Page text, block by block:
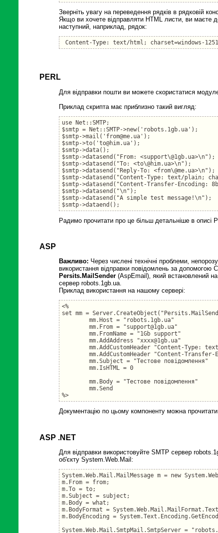
Зверніть увагу на переведення рядків в рядковій
Якщо ви хочете відправляти HTML листи, ви маєте
наступний, наприклад, рядок:
Content-Type: text/html; charset=windows-1251
PERL
Для відправки пошти ви можете скористатися
Приклад скрипта має приблизно такий вигляд:
use Net::SMTP;
$smtp = Net::SMTP->new('robots.1gb.ua');
$smtp->mail('from@me.ua');
$smtp->to('to@him.ua');
$smtp->data();
$smtp->datasend("From: <support\@1gb.ua>\n");
$smtp->datasend("To: <to\@him.ua>\n");
$smtp->datasend("Reply-To: <from\@me.ua>\n");
$smtp->datasend("Content-Type: text/plain;
$smtp->datasend("Content-Transfer-Encoding:
$smtp->datasend("\n");
$smtp->datasend("A simple test message!\n");
Радимо прочитати про це більш детальніше в описі
ASP
Важливо: Через числені технічні проблеми,
використання відправки повідомлень за
Persits.MailSender (AspEmail), який встановлений
сервер robots.1gb.ua.
Приклад використання на нашому сервері:
<%
set mm =
Документацію по цьому компоненту можна
ASP .NET
Для відправки використовуйте SMTP сервер
об'єкту System.Web.Mail:
System.Web.Mail.MailMessage m = new
m.From = from;
m.To = to;
m.Subject = subject;
m.Body = what;
m.BodyFormat =
m.BodyEncoding =
System.Web.Mail.SmtpMail.SmtpServer =